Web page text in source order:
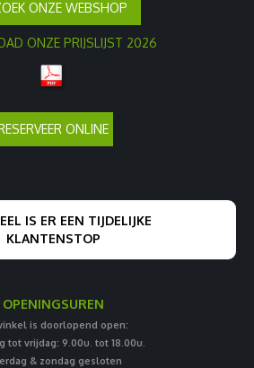
ONZE WEBSHOP
ONZE PRIJSLIJST 2026
ONLINE
IS ER EEN TIJDELIJKE
KLANTENSTOP
OPENINGSUREN
is doorlopend open:
tot vrijdag: 9.00u. tot 18.00u.
& zondag gesloten